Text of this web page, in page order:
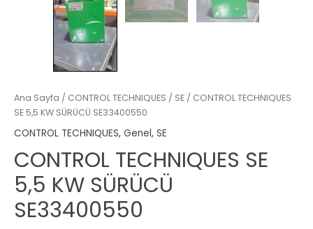
Ana Sayfa / CONTROL TECHNIQUES / SE / CONTROL TECHNIQUES
SE 5,5 KW SÜRÜCÜ SE33400550
CONTROL TECHNIQUES, Genel, SE
CONTROL TECHNIQUES SE
5,5 KW SÜRÜCÜ
SE33400550